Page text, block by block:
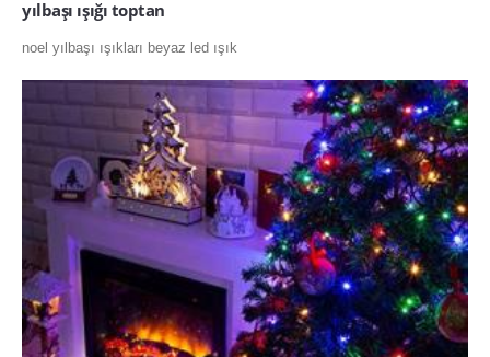
yılbaşı ışığı toptan
noel yılbaşı ışıkları beyaz led ışık